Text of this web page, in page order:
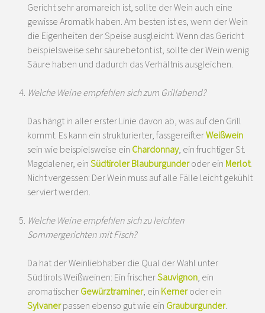
Gericht sehr aromareich ist, sollte der Wein auch eine
gewisse Aromatik haben. Am besten ist es, wenn der Wein
die Eigenheiten der Speise ausgleicht. Wenn das Gericht
beispielsweise sehr säurebetont ist, sollte der Wein wenig
Säure haben und dadurch das Verhältnis ausgleichen.
Welche Weine empfehlen sich zum Grillabend?
Das hängt in aller erster Linie davon ab, was auf den Grill
kommt. Es kann ein strukturierter, fassgereifterWeißwein
sein wie beispielsweise ein Chardonnay, ein fruchtiger St.
Magdalener, einSüdtiroler Blauburgunderoder ein Merlot.
Nicht vergessen: Der Wein muss auf alle Fälle leicht gekühlt
serviert werden.
Welche Weine empfehlen sich zu leichten
Sommergerichten mit Fisch?
Da hat der Weinliebhaber die Qual der Wahl unter
Südtirols Weißweinen: Ein frischerSauvignon, ein
aromatischerGewürztraminer, ein Kerneroder ein
Sylvanerpassen ebenso gut wie ein Grauburgunder.